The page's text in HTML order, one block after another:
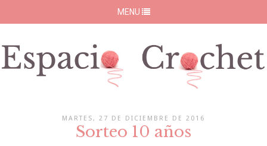
MENU
MARTES, 27 DE DICIEMBRE DE 2016
Sorteo 10 años